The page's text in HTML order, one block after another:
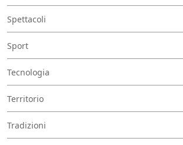
Spettacoli
Sport
Tecnologia
Territorio
Tradizioni